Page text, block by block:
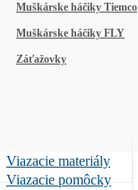
Muškárske háčiky Tiemco
Muškárske háčiky FLY
Záťažovky
Viazacie materiály
Viazacie pomôcky